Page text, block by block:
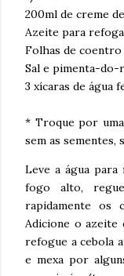
200ml de creme
Azeite para
Folhas de
Sal e pimenta-
3 xícaras de água
* Troque por
sem as sementes,
Leve a água
fogo alto,
rapidamente os
Adicione o azeite
refogue a cebola
e mexa por